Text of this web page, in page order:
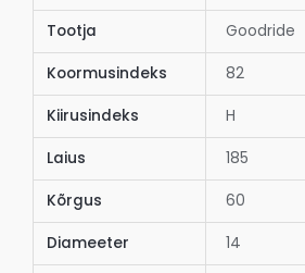
Tootja Goodride
Koormusindeks 82
Kiirusindeks H
Laius 185
Kõrgus 60
Diameeter 14